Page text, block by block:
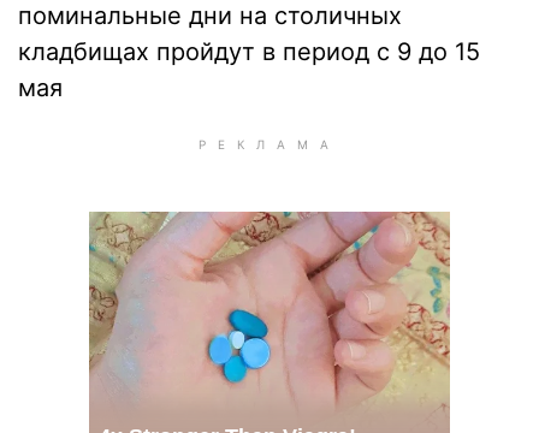
поминальные дни на столичных
кладбищах пройдут в период с 9 до 15
мая